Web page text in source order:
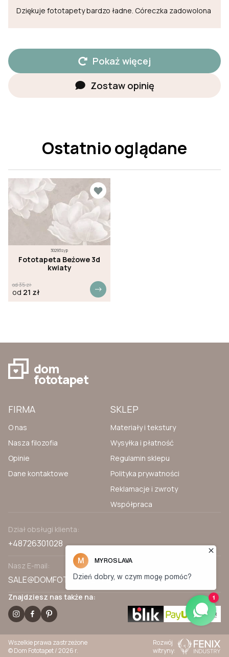
Dziękuje fototapety bardzo ładne. Córeczka zadowolona
Pokaż więcej
Zostaw opinię
Ostatnio oglądane
30293syp
Fototapeta Beżowe 3d
kwiaty
od35zł
od 21 zł
dom
fototapet
Znajdziesz nas także na:
FIRMA
O nas
Nasza filozofia
Opinie
Dane kontaktowe
SKLEP
Materiały i tekstury
Wysyłka i płatność
Regulamin sklepu
Polityka prywatności
Reklamacje i zwroty
Współpraca
Dział obsługi klienta:
+48726301028
Nasz E-mail:
SALE@DOMFOTOTAPET.PL
Wszelkie prawa zastrzeżone
© Dom Fototapet / 2026 r.
Rozwój
witryny: